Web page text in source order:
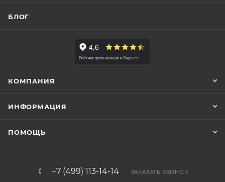
БЛОГ
КОМПАНИЯ
ИНФОРМАЦИЯ
ПОМОЩЬ
+7 (499) 113-14-14 ЗАКАЗАТЬ ЗВОНОК